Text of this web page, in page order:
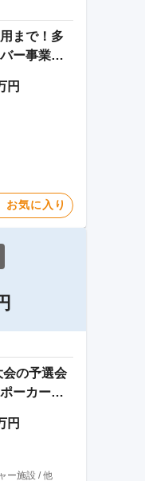
まで！多
ー事業譲
円
お気に入り
会の予選会
ーカーバ
円
ー施設 / 他